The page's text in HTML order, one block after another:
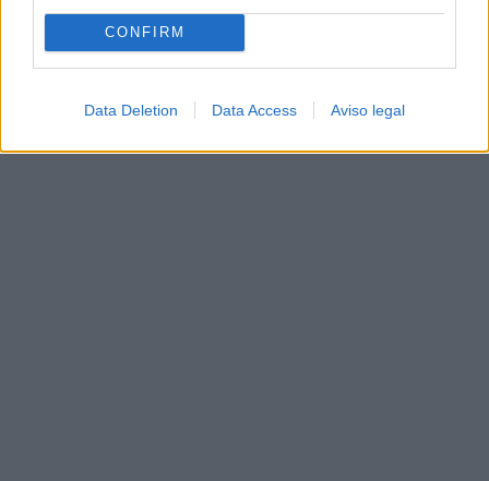
CONFIRM
Data Deletion Data Access Aviso legal